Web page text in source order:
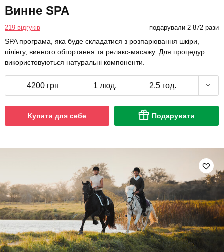
Винне SPA
219 відгуків подарували 2 872 рази
SPA програма, яка буде складатися з розпарювання шкіри,
пілінгу, винного обгортання та релакс-масажу. Для процедур
використовуються натуральні компоненти.
4200 грн 1 люд. 2,5 год.
Купити для себе Подарувати